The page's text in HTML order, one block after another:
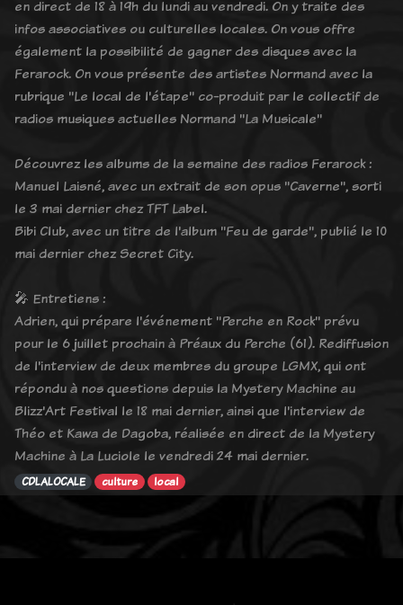
en direct de 18 à 19h du lundi au vendredi. On y traite des
infos associatives ou culturelles locales. On vous offre
également la possibilité de gagner des disques avec la
Ferarock. On vous présente des artistes Normand avec la
rubrique "Le local de l'étape" co-produit par le collectif de
radios musiques actuelles Normand "La Musicale"
Découvrez les albums de la semaine des radios Ferarock :
Manuel Laisné, avec un extrait de son opus "Caverne", sorti
le 3 mai dernier chez TFT Label.
Bibi Club, avec un titre de l'album "Feu de garde", publié le 10
mai dernier chez Secret City.
🎤 Entretiens :
Adrien, qui prépare l'événement "Perche en Rock" prévu
pour le 6 juillet prochain à Préaux du Perche (61). Rediffusion
de l'interview de deux membres du groupe LGMX, qui ont
répondu à nos questions depuis la Mystery Machine au
Blizz'Art Festival le 18 mai dernier, ainsi que l'interview de
Théo et Kawa de Dagoba, réalisée en direct de la Mystery
Machine à La Luciole le vendredi 24 mai dernier.
CDLALOCALE culture local